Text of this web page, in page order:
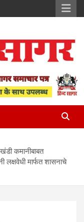
कमानीबाबत
लक्षवेधी मार्फत शासनाचे